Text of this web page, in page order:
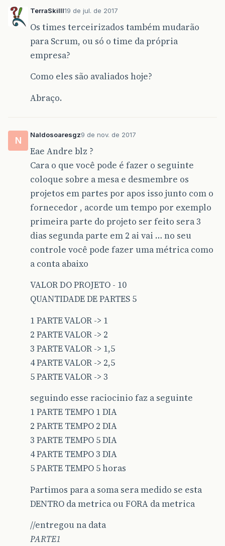
TerraSkilll19 de jul. de 2017
Os times terceirizados também mudarão
para Scrum, ou só o time da própria
empresa?
Como eles são avaliados hoje?
Abraço.
N
Naldosoaresgz9 de nov. de 2017
Eae Andre blz ?
Cara o que você pode é fazer o seguinte
coloque sobre a mesa e desmembre os
projetos em partes por apos isso junto com o
fornecedor , acorde um tempo por exemplo
primeira parte do projeto ser feito sera 3
dias segunda parte em 2 ai vai … no seu
controle você pode fazer uma métrica como
a conta abaixo
VALOR DO PROJETO - 10
QUANTIDADE DE PARTES 5
1 PARTE VALOR -> 1
2 PARTE VALOR -> 2
3 PARTE VALOR -> 1,5
4 PARTE VALOR -> 2,5
5 PARTE VALOR -> 3
seguindo esse raciocinio faz a seguinte
1 PARTE TEMPO 1 DIA
2 PARTE TEMPO 2 DIA
3 PARTE TEMPO 5 DIA
4 PARTE TEMPO 3 DIA
5 PARTE TEMPO 5 horas
Partimos para a soma sera medido se esta
DENTRO da metrica ou FORA da metrica
//entregou na data
PARTE1